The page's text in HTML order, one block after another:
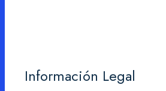
Información Legal